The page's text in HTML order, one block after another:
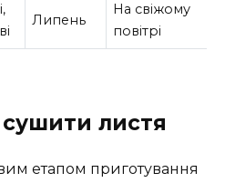
Липень
На свіжому
повітрі
листя
етапом приготування